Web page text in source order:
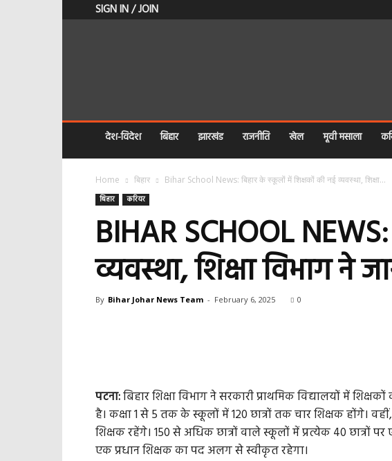
SIGN IN / JOIN
देश-विदेश बिहार झारखंड राजनीति खेल मूवी मसाला
Home बिहार Bihar School News: बिहार के स्कूलों में शिक्षकों की नई व्यवस्था, शिक्षा...
बिहार करियर
BIHAR SCHOOL
व्यवस्था, शिक्षा विभाग ने
By Bihar Johar News Team - February 6, 2025 0
पटना:बिहार शिक्षा विभाग ने सरकारी प्राथमिक विद्यालयों में
है। कक्षा 1 से 5 तक के स्कूलों में 120 छात्रों तक चार शिक्षक होंगे।
शिक्षक रहेंगे। 150 से अधिक छात्रों वाले स्कूलों में प्रत्येक 40 छात्रों
एक प्रधान शिक्षक का पद अलग से स्वीकृत रहेगा।